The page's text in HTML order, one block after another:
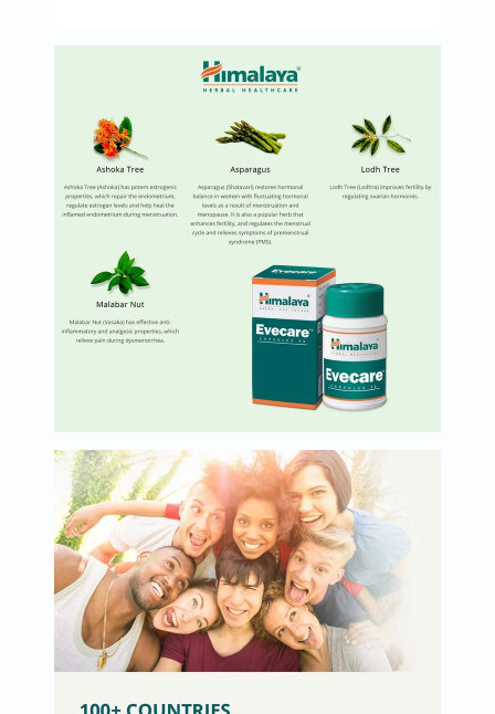
الكلى
والمسالك
دعم
الكبد
صحة
البروستاتا
الفيتامينات
ب
فيتامين
ج
فيتامين
د
فيتامين
هـ
المعادن
المغنيسيوم
الحديد